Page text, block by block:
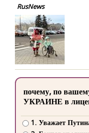
RusNews
почему, по
УКРАИНЕ в
1. Уважает